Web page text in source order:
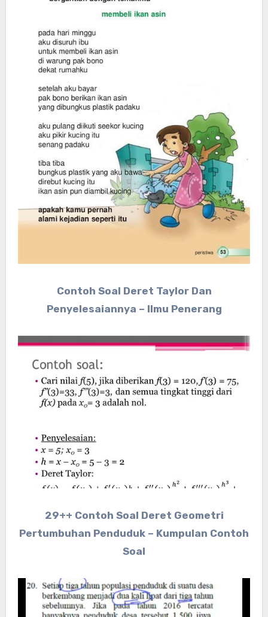
Contoh Soal Deret Taylor Dan
Penyelesaiannya – Ilmu Penerang
29++ Contoh Soal Deret Geometri
Pertumbuhan Penduduk – Kumpulan Contoh
Soal